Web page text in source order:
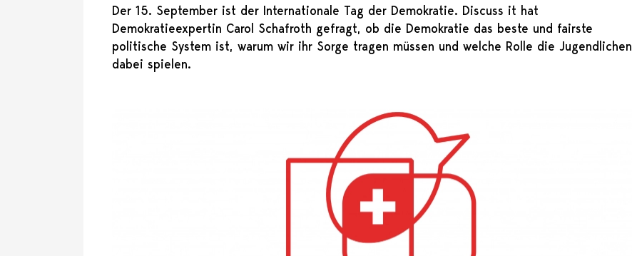
Der 15. September ist der Internationale Tag der Demokratie. Discuss it hat
Demokratieexpertin Carol Schafroth gefragt, ob die Demokratie das beste und fairste
politische System ist, warum wir ihr Sorge tragen müssen und welche Rolle die Jugendlichen
dabei spielen.